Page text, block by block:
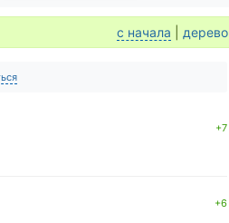
с начала дерево
+7
+6